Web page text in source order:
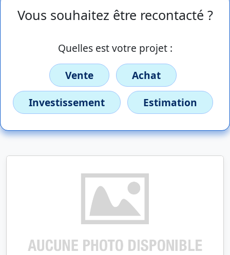
Vous souhaitez être recontacté ?
Quelles est votre projet :
Vente
Achat
Investissement
Estimation